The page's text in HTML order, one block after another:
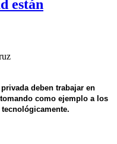
están
deben trabajar en
como ejemplo a los